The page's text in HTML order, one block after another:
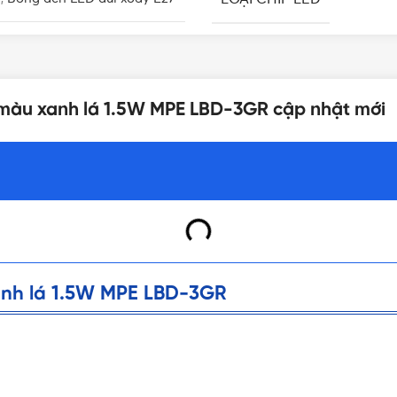
Đui đèn E27 TIÊU CHUẨN
1 cái/hộp XUẤT XỨ
xanh lá 1.5W MPE LBD-3GR cập nhật mới
lá 1.5W MPE LBD-3GR